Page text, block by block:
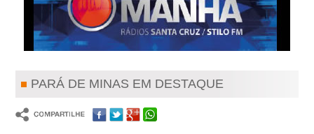
PARÁ DE MINAS EM DESTAQUE